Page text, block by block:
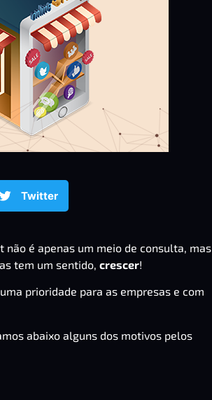
Twitter
é apenas um meio de consulta, mas
tem um sentido, crescer!
prioridade para as empresas e com
abaixo alguns dos motivos pelos